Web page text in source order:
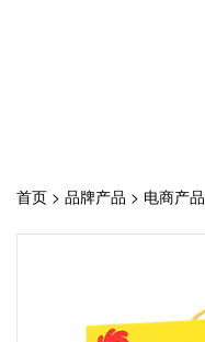
首页 > 品牌产品 > 电商产品